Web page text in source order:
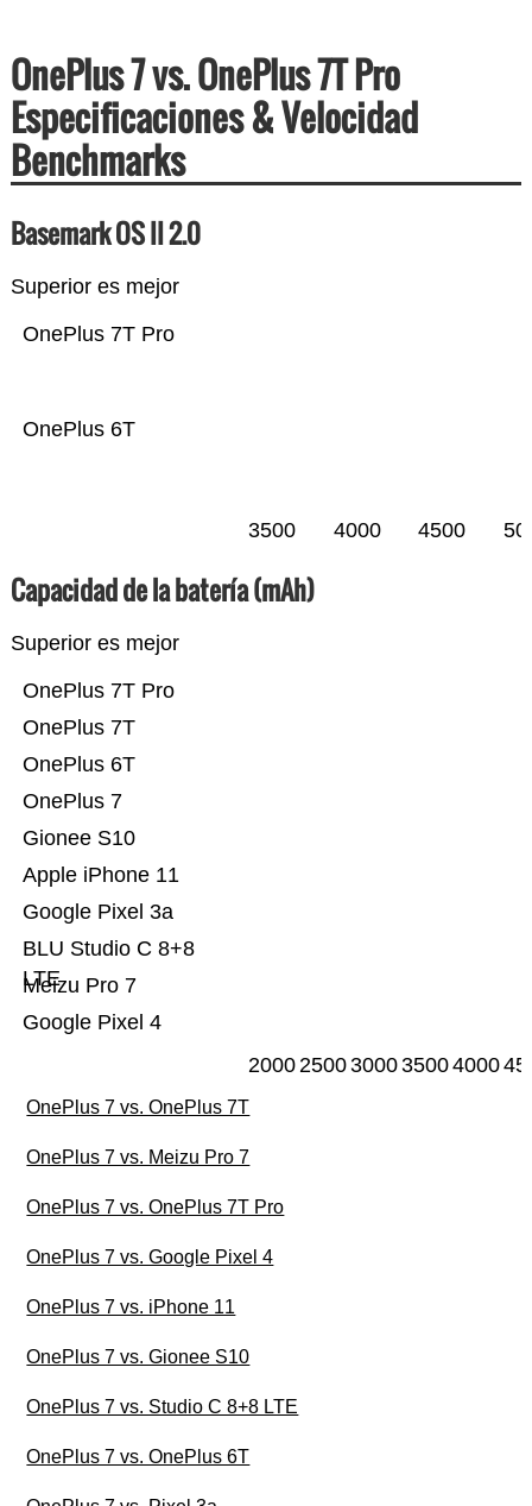
OnePlus 7 vs. OnePlus 7T Pro
Especificaciones & Velocidad
Benchmarks
Basemark OS II 2.0
Superior es mejor
OnePlus 6T
OnePlus 7T Pro
3500 4000 4500
Capacidad de la batería (mAh)
Superior es mejor
Google Pixel 4
Meizu Pro 7
BLU Studio C 8+8
LTE
Google Pixel 3a
Apple iPhone 11
Gionee S10
OnePlus 7
OnePlus 6T
OnePlus 7T
OnePlus 7T Pro
20002500300035004000
OnePlus 7 vs. OnePlus 7T
OnePlus 7 vs. Meizu Pro 7
OnePlus 7 vs. OnePlus 7T Pro
OnePlus 7 vs. Google Pixel 4
OnePlus 7 vs. iPhone 11
OnePlus 7 vs. Gionee S10
OnePlus 7 vs. Studio C 8+8 LTE
OnePlus 7 vs. OnePlus 6T